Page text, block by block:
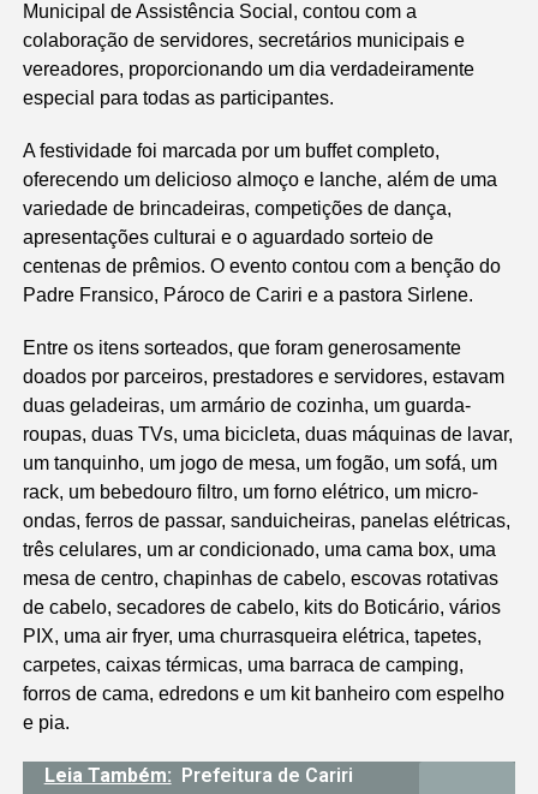
Municipal de Assistência Social, contou com a
colaboração de servidores, secretários municipais e
vereadores, proporcionando um dia verdadeiramente
especial para todas as participantes.
A festividade foi marcada por um buffet completo,
oferecendo um delicioso almoço e lanche, além de uma
variedade de brincadeiras, competições de dança,
apresentações culturai e o aguardado sorteio de
centenas de prêmios. O evento contou com a benção do
Padre Fransico, Pároco de Cariri e a pastora Sirlene.
Entre os itens sorteados, que foram generosamente
doados por parceiros, prestadores e servidores, estavam
duas geladeiras, um armário de cozinha, um guarda-
roupas, duas TVs, uma bicicleta, duas máquinas de lavar,
um tanquinho, um jogo de mesa, um fogão, um sofá, um
rack, um bebedouro filtro, um forno elétrico, um micro-
ondas, ferros de passar, sanduicheiras, panelas elétricas,
três celulares, um ar condicionado, uma cama box, uma
mesa de centro, chapinhas de cabelo, escovas rotativas
de cabelo, secadores de cabelo, kits do Boticário, vários
PIX, uma air fryer, uma churrasqueira elétrica, tapetes,
carpetes, caixas térmicas, uma barraca de camping,
forros de cama, edredons e um kit banheiro com espelho
e pia.
Leia Também:
Prefeitura de Cariri